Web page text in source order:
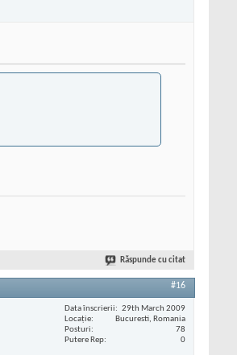
Răspunde cu citat
#16
Data înscrierii
29th March 2009
Locaţie
Bucuresti, Romania
Posturi
78
Putere Rep
0